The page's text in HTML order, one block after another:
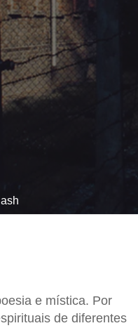
e mística. Por
de diferentes